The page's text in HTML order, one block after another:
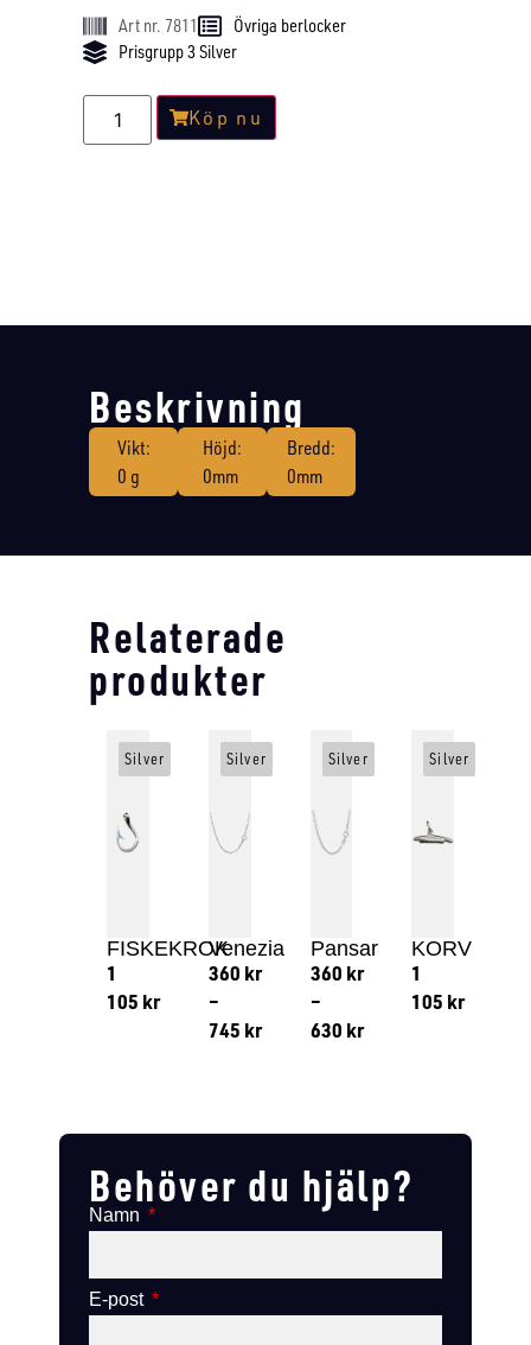
Art nr. 7811
Övriga berlocker
Prisgrupp 3 Silver
Köp nu
Beskrivning
Vikt:
0 g
Höjd:
0mm
Bredd:
0mm
Relaterade
produkter
FISKEKROK
1
105 kr
Silver
Venezia
360 kr
–
745 kr
Silver
Pansar
360 kr
–
630 kr
Silver
KORV
1
105 kr
Silver
Behöver du hjälp?
Namn
E-post